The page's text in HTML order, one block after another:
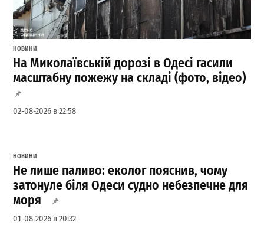
НОВИНИ
На Миколаївській дорозі в Одесі гасили
масштабну пожежу на складі (фото, відео)
02-08-2026 в 22:58
НОВИНИ
Не лише паливо: еколог пояснив, чому
затонуле біля Одеси судно небезпечне для
моря
01-08-2026 в 20:32